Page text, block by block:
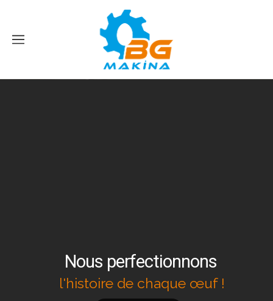
Nous perfectionnons
l'histoire de chaque œuf !